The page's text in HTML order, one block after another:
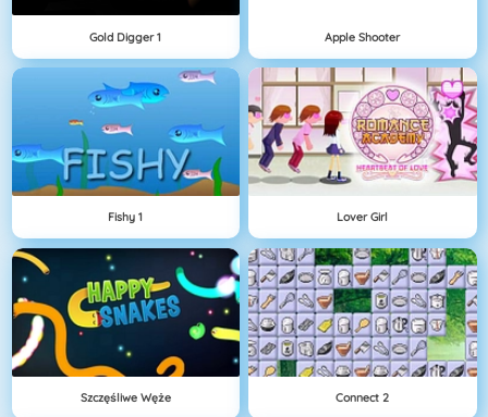
Gold Digger 1 Apple Shooter
Fishy 1 Lover Girl
Szczęśliwe Węże Connect 2